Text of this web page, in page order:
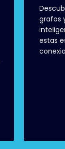
grafos
estas